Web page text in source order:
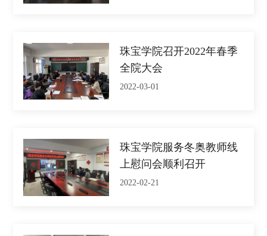
珠宝学院召开2022年春季
全院大会
2022-03-01
珠宝学院服务冬奥教师线
上慰问会顺利召开
2022-02-21